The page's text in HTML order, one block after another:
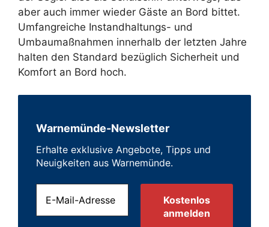
aber auch immer wieder Gäste an Bord bittet.
Umfangreiche Instandhaltungs- und
Umbaumaßnahmen innerhalb der letzten Jahre
halten den Standard bezüglich Sicherheit und
Komfort an Bord hoch.
Warnemünde-Newsletter
Erhalte exklusive Angebote, Tipps und
Neuigkeiten aus Warnemünde.